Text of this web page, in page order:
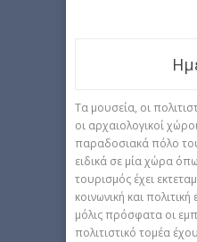
Τα μουσεία, οι
οι αρχαιολογικοί
παραδοσιακά πόλο
ειδικά σε μία χώρα
τουρισμός έχει
κοινωνική και
μόλις πρόσφατα οι
πολιτιστικό τομέα